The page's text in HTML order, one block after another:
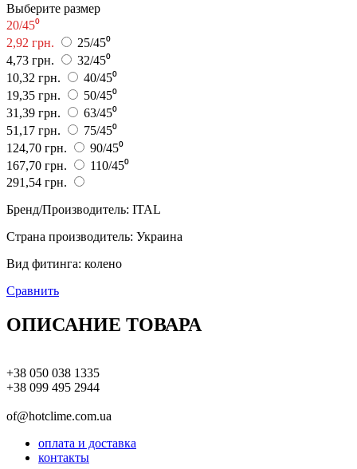
Выберите размер
20/45⁰
2,92 грн.
25/45⁰
4,73 грн.
32/45⁰
10,32 грн.
40/45⁰
19,35 грн.
50/45⁰
31,39 грн.
63/45⁰
51,17 грн.
75/45⁰
124,70 грн.
90/45⁰
167,70 грн.
110/45⁰
291,54 грн.
Бренд/Производитель: ITAL
Страна производитель: Украина
Вид фитинга: колено
Сравнить
ОПИСАНИЕ ТОВАРА
+38 050 038 1335
+38 099 495 2944
of@hotclime.com.ua
оплата и доставка
контакты